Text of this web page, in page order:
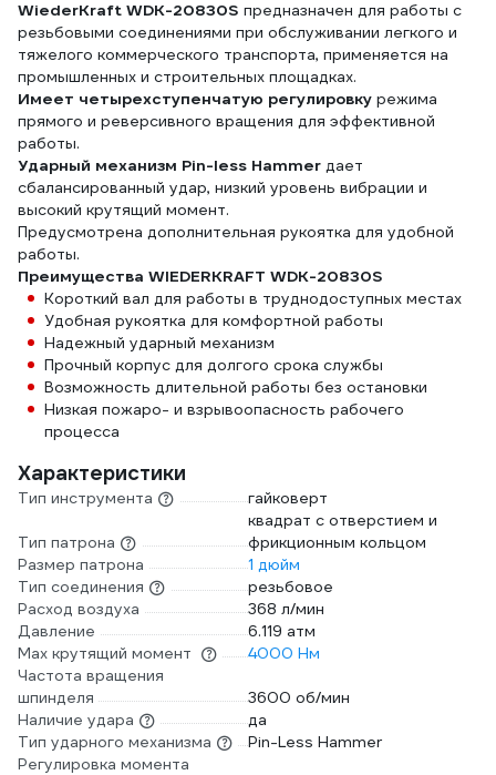
WiederKraft WDK-20830S предназначен для работы с
резьбовыми соединениями при обслуживании легкого и
тяжелого коммерческого транспорта, применяется на
промышленных и строительных площадках.
Имеет четырехступенчатую регулировку режима
прямого и реверсивного вращения для эффективной
работы.
Ударный механизм Pin-less Hammer дает
сбалансированный удар, низкий уровень вибрации и
высокий крутящий момент.
Предусмотрена дополнительная рукоятка для удобной
работы.
Преимущества WIEDERKRAFT WDK-20830S
Короткий вал для работы в труднодоступных местах
Удобная рукоятка для комфортной работы
Надежный ударный механизм
Прочный корпус для долгого срока службы
Возможность длительной работы без остановки
Низкая пожаро- и взрывоопасность рабочего
процесса
Характеристики
Тип инструмента гайковерт
Тип патрона
квадрат с отверстием и
фрикционным кольцом
Размер патрона
1 дюйм
Тип соединения
резьбовое
Расход воздуха
368 л/мин
Давление
6.119 атм
Max крутящий момент
4000 Нм
Частота вращения
шпинделя
3600 об/мин
Наличие удара
да
Тип ударного механизма
Pin-Less Hammer
Регулировка момента